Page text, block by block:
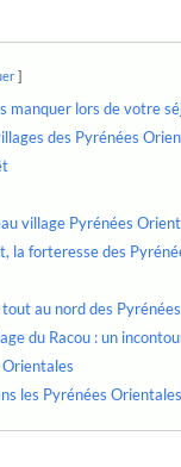
manquer lors de votre
des Pyrénées
village Pyrénées
la forteresse des
au nord des
du Racou : un
les Pyrénées Orientales